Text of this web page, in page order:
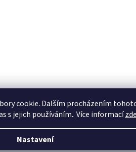
cookie. Dalším procházením
s jejich používáním.. Více informací
Nastavení